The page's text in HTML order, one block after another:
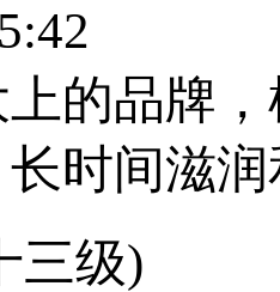
的品牌
时间滋
三级)